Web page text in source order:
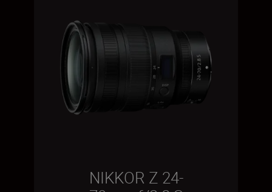
NIKKOR Z 24-